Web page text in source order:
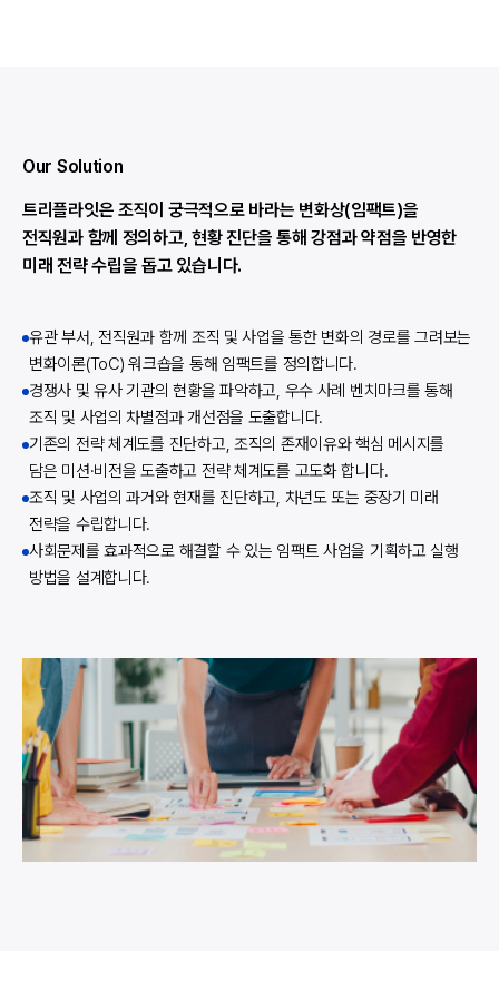
Our Solution
트리플라잇은 조직이 궁극적으로 바라는 변화상(임팩트)을
전직원과 함께 정의하고, 현황 진단을 통해 강점과 약점을 반영한
미래 전략 수립을 돕고 있습니다.
유관 부서, 전직원과 함께 조직 및 사업을 통한 변화의 경로를 그려보는
변화이론(ToC) 워크숍을 통해 임팩트를 정의합니다.
경쟁사 및 유사 기관의 현황을 파악하고, 우수 사례 벤치마크를 통해
조직 및 사업의 차별점과 개선점을 도출합니다.
기존의 전략 체계도를 진단하고, 조직의 존재이유와 핵심 메시지를
담은 미션·비전을 도출하고 전략 체계도를 고도화 합니다.
조직 및 사업의 과거와 현재를 진단하고, 차년도 또는 중장기 미래
전략을 수립합니다.
사회문제를 효과적으로 해결할 수 있는 임팩트 사업을 기획하고 실행
방법을 설계합니다.